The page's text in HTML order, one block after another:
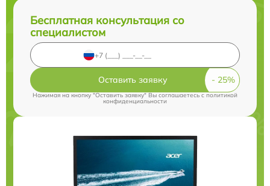
Бесплатная консультация со
специалистом
Оставить заявку
Нажимая на кнопку "Оставить заявку" Вы соглашаетесь cполитикой
конфиденциальности